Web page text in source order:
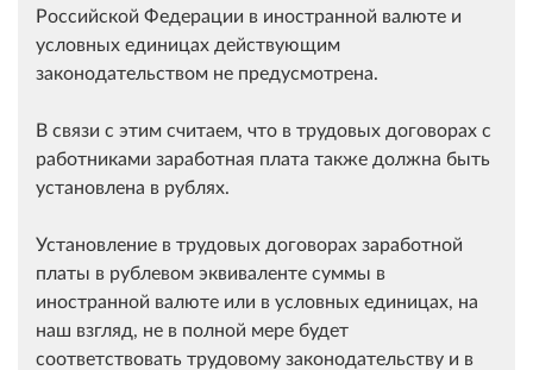
Российской Федерации в иностранной валюте и
условных единицах действующим
законодательством не предусмотрена.
В связи с этим считаем, что в трудовых договорах с
работниками заработная плата также должна быть
установлена в рублях.
Установление в трудовых договорах заработной
платы в рублевом эквиваленте суммы в
иностранной валюте или в условных единицах, на
наш взгляд, не в полной мере будет
соответствовать трудовому законодательству и в